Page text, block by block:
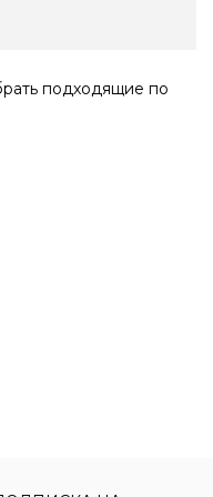
подходящие по